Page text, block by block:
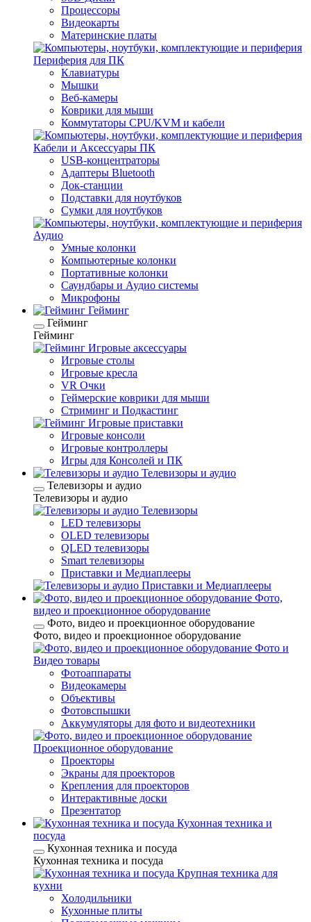
Процессоры
Видеокарты
Материнские платы
Периферия для ПК
Клавиатуры
Мышки
Веб-камеры
Коврики для мыши
Коммутаторы CPU/KVM и кабели
Кабели и Аксессуары ПК
USB-концентраторы
Адаптеры Bluetooth
Док-станции
Подставки для ноутбуков
Сумки для ноутбуков
Аудио
Умные колонки
Компьютерные колонки
Портативные колонки
Саундбары и Аудио системы
Микрофоны
Гейминг
Гейминг
Гейминг
Игровые аксессуары
Игровые столы
Игровые кресла
VR Очки
Геймерские коврики для мыши
Стриминг и Подкастинг
Игровые приставки
Игровые консоли
Игровые контроллеры
Игры для Консолей и ПК
Телевизоры и аудио
Телевизоры и аудио
Телевизоры и аудио
Телевизоры
LED телевизоры
OLED телевизоры
QLED телевизоры
Smart телевизоры
Приставки и Медиаплееры
Приставки и Медиаплееры
Фото,
видео и проекционное оборудование
Фото, видео и проекционное оборудование
Фото, видео и проекционное оборудование
Фото и
Видео товары
Фотоаппараты
Видеокамеры
Объективы
Фотовспышки
Аккумуляторы для фото и видеотехники
Проекционное оборудование
Проекторы
Экраны для проекторов
Крепления для проекторов
Интерактивные доски
Презентатор
Кухонная техника и
посуда
Кухонная техника и посуда
Кухонная техника и посуда
Крупная техника для
кухни
Холодильники
Кухонные плиты